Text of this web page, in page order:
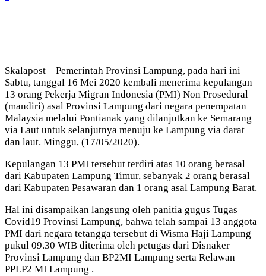
Skalapost – Pemerintah Provinsi Lampung, pada hari ini
Sabtu, tanggal 16 Mei 2020 kembali menerima kepulangan
13 orang Pekerja Migran Indonesia (PMI) Non Prosedural
(mandiri) asal Provinsi Lampung dari negara penempatan
Malaysia melalui Pontianak yang dilanjutkan ke Semarang
via Laut untuk selanjutnya menuju ke Lampung via darat
dan laut. Minggu, (17/05/2020).
Kepulangan 13 PMI tersebut terdiri atas 10 orang berasal
dari Kabupaten Lampung Timur, sebanyak 2 orang berasal
dari Kabupaten Pesawaran dan 1 orang asal Lampung Barat.
Hal ini disampaikan langsung oleh panitia gugus Tugas
Covid19 Provinsi Lampung, bahwa telah sampai 13 anggota
PMI dari negara tetangga tersebut di Wisma Haji Lampung
pukul 09.30 WIB diterima oleh petugas dari Disnaker
Provinsi Lampung dan BP2MI Lampung serta Relawan
PPLP2 MI Lampung .